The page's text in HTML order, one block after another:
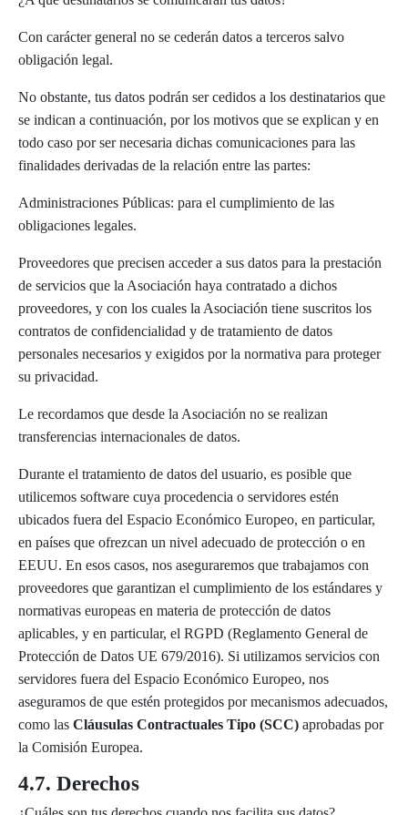
Con carácter general no se cederán datos a terceros salvo
obligación legal.
No obstante, tus datos podrán ser cedidos a los destinatarios que
se indican a continuación, por los motivos que se explican y en
todo caso por ser necesaria dichas comunicaciones para las
finalidades derivadas de la relación entre las partes:
Administraciones Públicas: para el cumplimiento de las
obligaciones legales.
Proveedores que precisen acceder a sus datos para la prestación
de servicios que la Asociación haya contratado a dichos
proveedores, y con los cuales la Asociación tiene suscritos los
contratos de confidencialidad y de tratamiento de datos
personales necesarios y exigidos por la normativa para proteger
su privacidad.
Le recordamos que desde la Asociación no se realizan
transferencias internacionales de datos.
Durante el tratamiento de datos del usuario, es posible que
utilicemos software cuya procedencia o servidores estén
ubicados fuera del Espacio Económico Europeo, en particular,
en países que ofrezcan un nivel adecuado de protección o en
EEUU. En esos casos, nos aseguraremos que trabajamos con
proveedores que garantizan el cumplimiento de los estándares y
normativas europeas en materia de protección de datos
aplicables, y en particular, el RGPD (Reglamento General de
Protección de Datos UE 679/2016). Si utilizamos servicios con
servidores fuera del Espacio Económico Europeo, nos
aseguramos de que estén protegidos por mecanismos adecuados,
como las Cláusulas Contractuales Tipo (SCC) aprobadas por
la Comisión Europea.
4.7. Derechos